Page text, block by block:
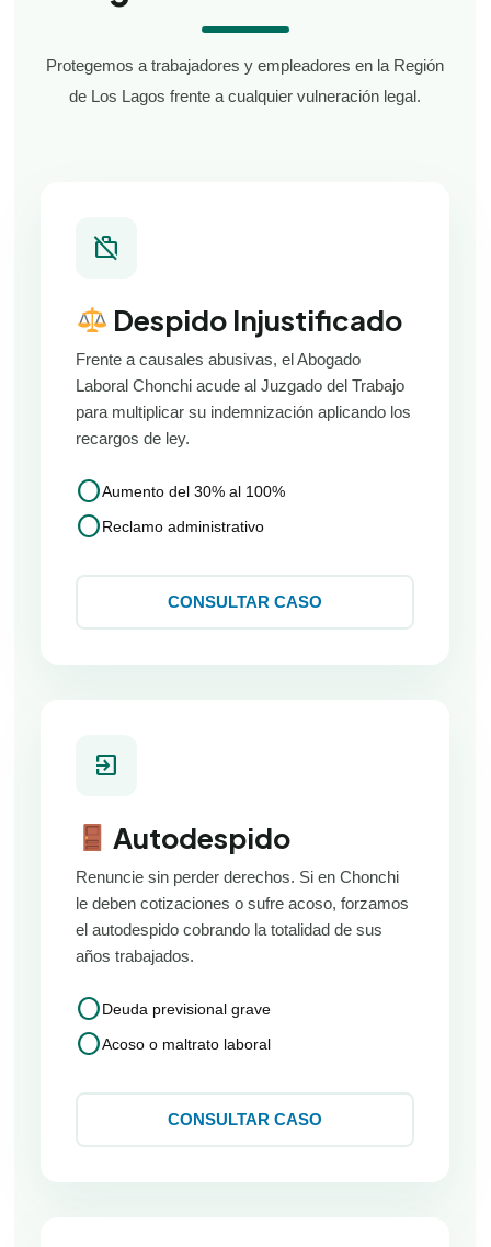
Protegemos a trabajadores y empleadores en la Región
de Los Lagos frente a cualquier vulneración legal.
work_off
Despido Injustificado
Frente a causales abusivas, el Abogado
Laboral Chonchi acude al Juzgado del Trabajo
para multiplicar su indemnización aplicando los
recargos de ley.
circleAumento del 30% al 100%
circleReclamo administrativo
CONSULTAR CASO
exit_to_app
Autodespido
Renuncie sin perder derechos. Si en Chonchi
le deben cotizaciones o sufre acoso, forzamos
el autodespido cobrando la totalidad de sus
años trabajados.
circleDeuda previsional grave
circleAcoso o maltrato laboral
CONSULTAR CASO